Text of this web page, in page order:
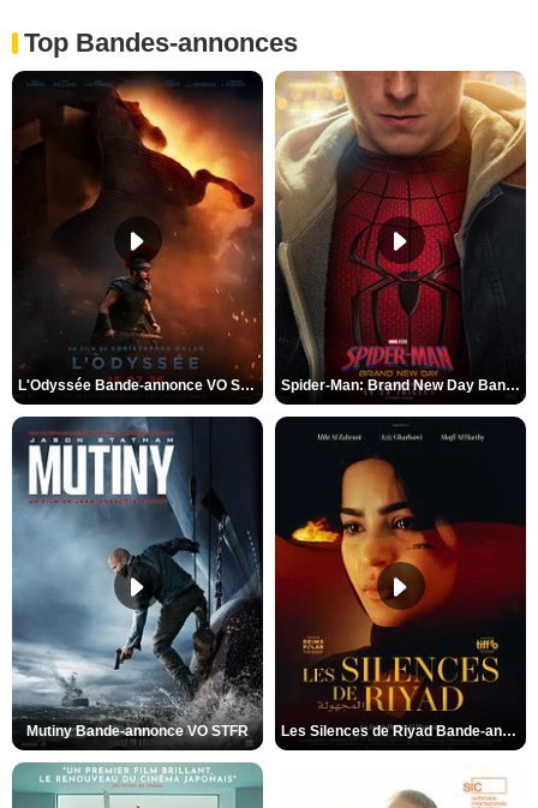
Top Bandes-annonces
L'Odyssée Bande-annonce VO STFR Spider-Man: Brand New Day Bande-annonce VO STFR
Mutiny Bande-annonce VO STFR Les Silences de Riyad Bande-annonce VO STFR